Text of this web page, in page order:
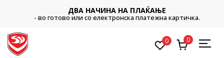
ДВА НАЧИНА НА ПЛАЌАЊЕ
- во готово или со електронска платежна картичка.
0 0